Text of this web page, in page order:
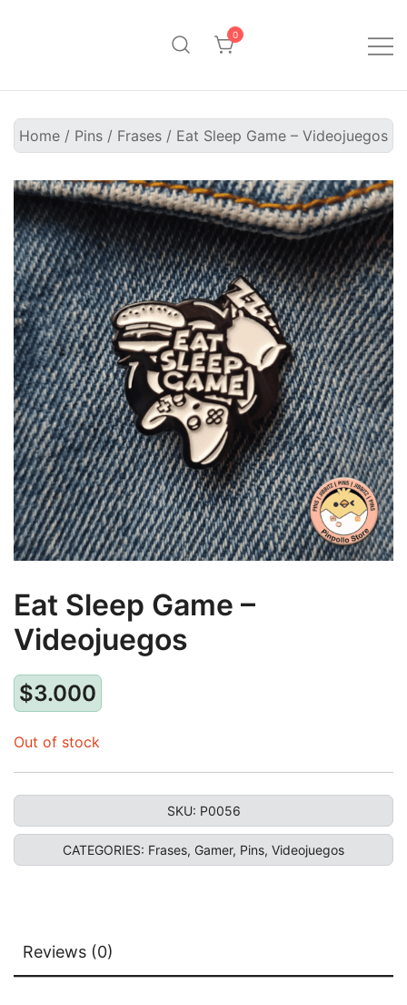
0
Home / Pins / Frases / Eat Sleep Game – Videojuegos
🔍
Eat Sleep Game –
Videojuegos
$3.000
Out of stock
SKU: P0056
CATEGORIES: Frases, Gamer, Pins, Videojuegos
Reviews (0)